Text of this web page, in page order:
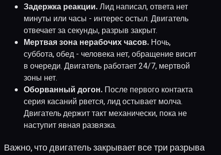
Задержка реакции.Лид написал, ответа нет
минуты или часы - интерес остыл. Двигатель
отвечает за секунды, разрыв закрыт.
Мертвая зона нерабочих часов. Ночь,
суббота, обед - человека нет, обращение висит
в очереди. Двигатель работает 24/7, мертвой
зоны нет.
Оборванный догон. После первого контакта
серия касаний рвется, лид остывает молча.
Двигатель держит такт механически, пока не
наступит явная развязка.
Важно, что двигатель закрывает все три разрыва